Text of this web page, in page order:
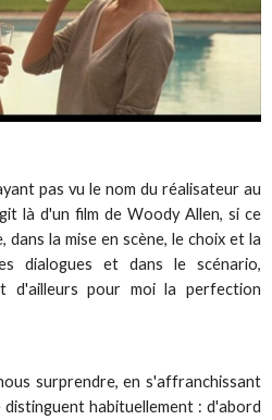
pas vu le nom du réalisateur au
là d'un film de Woody Allen, si ce
la mise en scène, le choix et la
dialogues et dans le scénario,
d'ailleurs pour moi la perfection
surprendre, en s'affranchissant
distinguent habituellement : d'abord